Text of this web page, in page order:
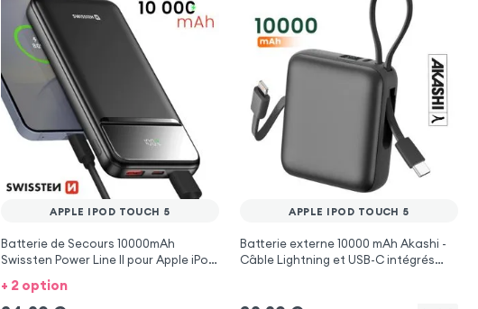
APPLE IPOD TOUCH 5
Batterie de Secours 10000mAh
Swissten Power Line II pour Apple iPod
+ 2 option
APPLE IPOD TOUCH 5
Batterie externe 10000 mAh Akashi -
Câble Lightning et USB-C intégrés